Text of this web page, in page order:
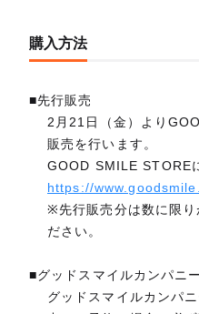
購入方法
■先行販売
2月21日（金）より
販売を行います。
GOOD SMILE STORE
https://
※先行販売分は数に限り
ださい。
■グッドスマイルカンパニ
グッドスマイルカンパ